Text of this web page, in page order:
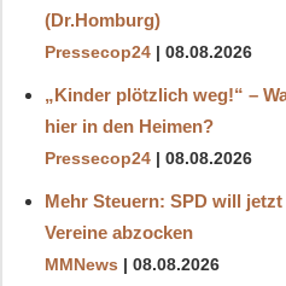
(Dr.Homburg)
Pressecop24 08.08.2026
„Kinder plötzlich weg!“ –
hier in den Heimen?
Pressecop24 08.08.2026
Mehr Steuern: SPD will jetzt
Vereine abzocken
MMNews 08.08.2026